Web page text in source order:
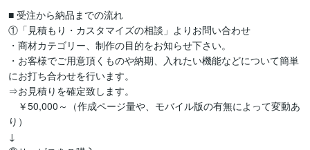
■ 受注から納品までの流れ
①「見積もり・カスタマイズの相談」よりお問い合わせ
・商材カテゴリー、制作の目的をお知らせ下さい。
・お客様でご用意頂くものや納期、入れたい機能などについて簡単
にお打ち合わせを行います。
⇒お見積りを確定致します。
￥50,000～（作成ページ量や、モバイル版の有無によって変動あ
り）
↓